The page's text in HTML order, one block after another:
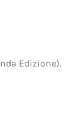
Edizione).